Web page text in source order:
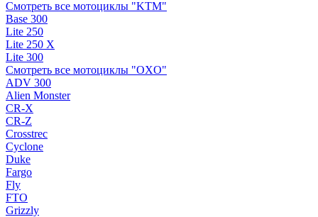
Смотреть все мотоциклы "KTM"
Base 300
Lite 250
Lite 250 X
Lite 300
Смотреть все мотоциклы "OXO"
ADV 300
Alien Monster
CR-X
CR-Z
Crosstrec
Cyclone
Duke
Fargo
Fly
FTO
Grizzly